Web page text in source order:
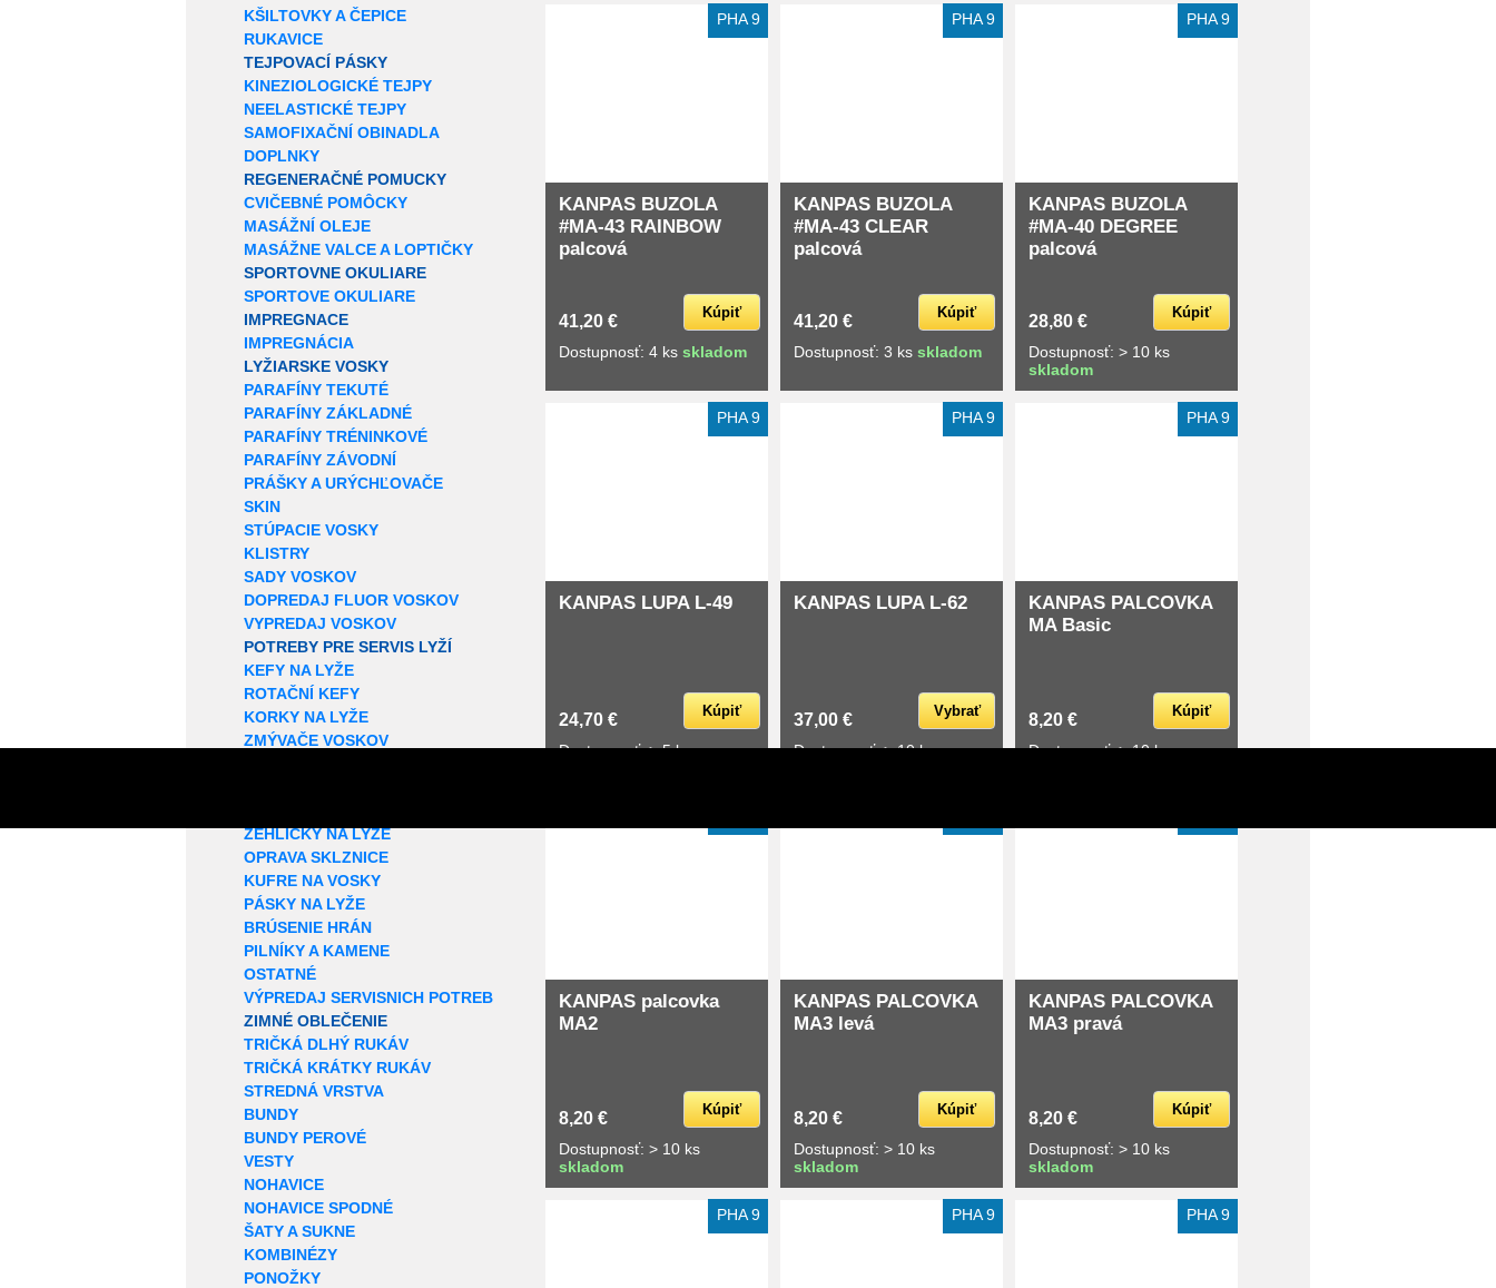
KŠILTOVKY A ČEPICE
RUKAVICE
TEJPOVACÍ PÁSKY
KINEZIOLOGICKÉ TEJPY
NEELASTICKÉ TEJPY
SAMOFIXAČNÍ OBINADLA
DOPLNKY
REGENERAČNÉ POMUCKY
CVIČEBNÉ POMÔCKY
MASÁŽNÍ OLEJE
MASÁŽNE VALCE A LOPTIČKY
SPORTOVNE OKULIARE
SPORTOVE OKULIARE
IMPREGNACE
IMPREGNÁCIA
LYŽIARSKE VOSKY
PARAFÍNY TEKUTÉ
PARAFÍNY ZÁKLADNÉ
PARAFÍNY TRÉNINKOVÉ
PARAFÍNY ZÁVODNÍ
PRÁŠKY A URÝCHĽOVAČE
SKIN
STÚPACIE VOSKY
KLISTRY
SADY VOSKOV
DOPREDAJ FLUOR VOSKOV
VYPREDAJ VOSKOV
POTREBY PRE SERVIS LYŽÍ
KEFY NA LYŽE
ROTAČNÍ KEFY
KORKY NA LYŽE
ZMÝVAČE VOSKOV
ŽEHLIČKY NA LYŽE
OPRAVA SKLZNICE
KUFRE NA VOSKY
PÁSKY NA LYŽE
BRÚSENIE HRÁN
PILNÍKY A KAMENE
OSTATNÉ
VÝPREDAJ SERVISNICH POTREB
ZIMNÉ OBLEČENIE
TRIČKÁ DLHÝ RUKÁV
TRIČKÁ KRÁTKY RUKÁV
STREDNÁ VRSTVA
BUNDY
BUNDY PEROVÉ
VESTY
NOHAVICE
NOHAVICE SPODNÉ
ŠATY A SUKNE
KOMBINÉZY
PONOŽKY
PHA 9
KANPAS BUZOLA
#MA-43 RAINBOW
palcová
41,20 € Kúpiť
Dostupnosť: 4 ks skladom
PHA 9
KANPAS BUZOLA
#MA-43 CLEAR
palcová
41,20 € Kúpiť
Dostupnosť: 3 ks skladom
PHA 9
KANPAS BUZOLA
#MA-40 DEGREE
palcová
28,80 € Kúpiť
Dostupnosť: > 10 ks
skladom
PHA 9
KANPAS LUPA L-49
24,70 € Kúpiť
Dostupnosť: > 5 ks
PHA 9
KANPAS LUPA L-62
37,00 € Vybrať
Dostupnosť: > 10 ks
PHA 9
KANPAS PALCOVKA
MA Basic
8,20 € Kúpiť
Dostupnosť: > 10 ks
KANPAS palcovka
MA2
8,20 € Kúpiť
Dostupnosť: > 10 ks
skladom
KANPAS PALCOVKA
MA3 levá
8,20 € Kúpiť
Dostupnosť: > 10 ks
skladom
KANPAS PALCOVKA
MA3 pravá
8,20 € Kúpiť
Dostupnosť: > 10 ks
skladom
PHA 9 PHA 9 PHA 9